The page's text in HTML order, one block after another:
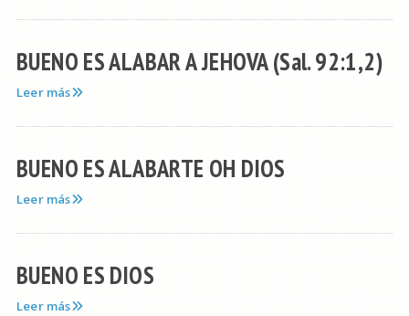
BUENO ES ALABAR A JEHOVA (Sal. 92:1,2)
Leer más
BUENO ES ALABARTE OH DIOS
Leer más
BUENO ES DIOS
Leer más